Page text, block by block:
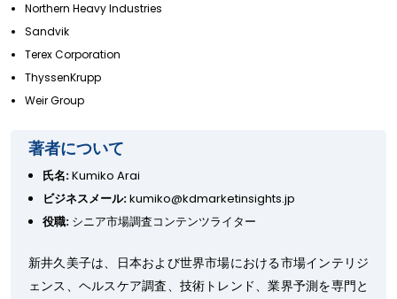
Northern Heavy Industries
Sandvik
Terex Corporation
ThyssenKrupp
Weir Group
著者について
氏名:Kumiko Arai
ビジネスメール:kumiko@kdmarketinsights.jp
役職: シニア市場調査コンテンツライター
新井久美子は、日本および世界市場における市場インテリジ
ェンス、ヘルスケア調査、技術トレンド、業界予測を専門と